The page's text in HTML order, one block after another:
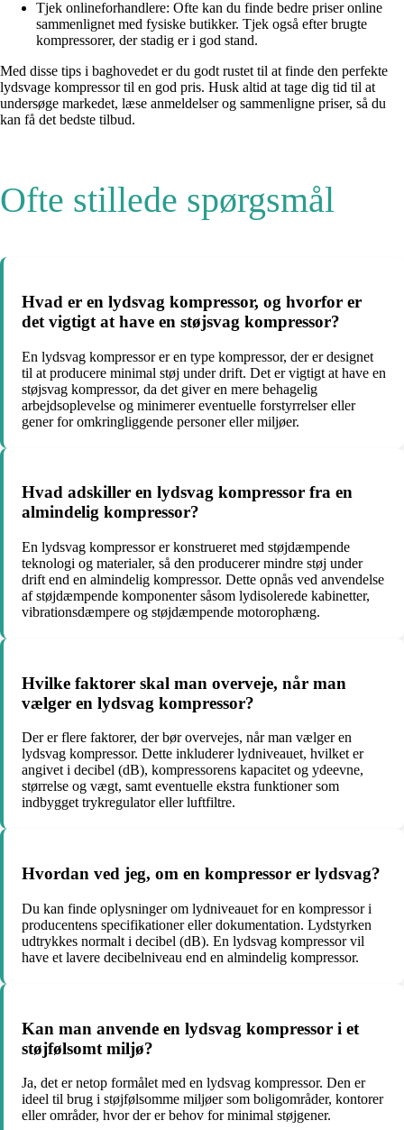
Tjek onlineforhandlere: Ofte kan du finde bedre priser online
sammenlignet med fysiske butikker. Tjek også efter brugte
kompressorer, der stadig er i god stand.
Med disse tips i baghovedet er du godt rustet til at finde den perfekte
lydsvage kompressor til en god pris. Husk altid at tage dig tid til at
undersøge markedet, læse anmeldelser og sammenligne priser, så du
kan få det bedste tilbud.
Ofte stillede spørgsmål
Hvad er en lydsvag kompressor, og hvorfor er
det vigtigt at have en støjsvag kompressor?
En lydsvag kompressor er en type kompressor, der er designet
til at producere minimal støj under drift. Det er vigtigt at have en
støjsvag kompressor, da det giver en mere behagelig
arbejdsoplevelse og minimerer eventuelle forstyrrelser eller
gener for omkringliggende personer eller miljøer.
Hvad adskiller en lydsvag kompressor fra en
almindelig kompressor?
En lydsvag kompressor er konstrueret med støjdæmpende
teknologi og materialer, så den producerer mindre støj under
drift end en almindelig kompressor. Dette opnås ved anvendelse
af støjdæmpende komponenter såsom lydisolerede kabinetter,
vibrationsdæmpere og støjdæmpende motorophæng.
Hvilke faktorer skal man overveje, når man
vælger en lydsvag kompressor?
Der er flere faktorer, der bør overvejes, når man vælger en
lydsvag kompressor. Dette inkluderer lydniveauet, hvilket er
angivet i decibel (dB), kompressorens kapacitet og ydeevne,
størrelse og vægt, samt eventuelle ekstra funktioner som
indbygget trykregulator eller luftfiltre.
Hvordan ved jeg, om en kompressor er lydsvag?
Du kan finde oplysninger om lydniveauet for en kompressor i
producentens specifikationer eller dokumentation. Lydstyrken
udtrykkes normalt i decibel (dB). En lydsvag kompressor vil
have et lavere decibelniveau end en almindelig kompressor.
Kan man anvende en lydsvag kompressor i et
støjfølsomt miljø?
Ja, det er netop formålet med en lydsvag kompressor. Den er
ideel til brug i støjfølsomme miljøer som boligområder, kontorer
eller områder, hvor der er behov for minimal støjgener.